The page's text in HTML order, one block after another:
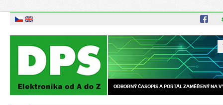
ODBORNÝ ČASOPIS A PORTÁL ZAMĚŘENÝ NA